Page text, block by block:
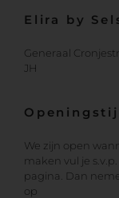
Elira by
Generaal
JH
We zijn open
maken vul je
pagina. Dan
op